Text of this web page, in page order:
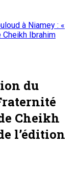
à Niamey : «
Ibrahim
du
Cheikh
l’édition